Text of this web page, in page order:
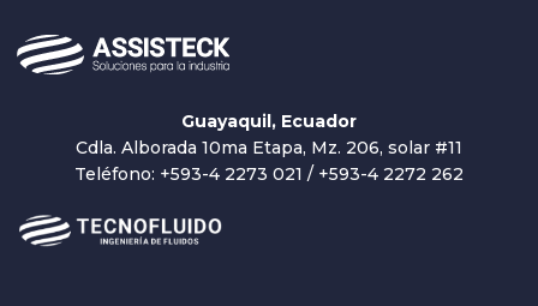
Guayaquil, Ecuador
Cdla. Alborada 10ma Etapa, Mz. 206, solar #11
Teléfono: +593-4 2273 021 / +593-4 2272 262